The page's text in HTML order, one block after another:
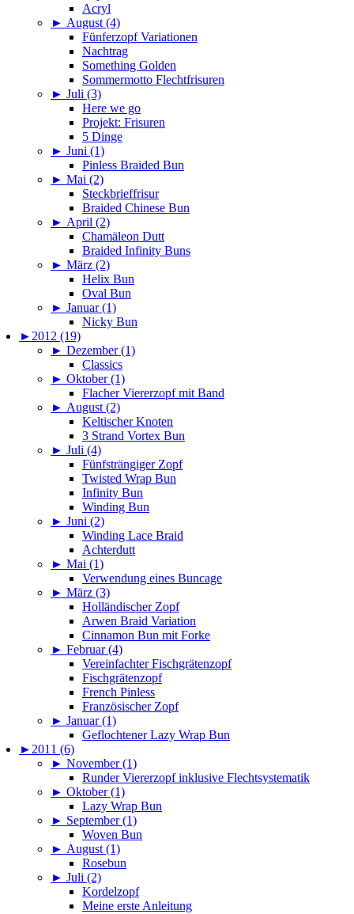
Acryl
► August (4)
Fünferzopf Variationen
Nachtrag
Something Golden
Sommermotto Flechtfrisuren
► Juli (3)
Here we go
Projekt: Frisuren
5 Dinge
► Juni (1)
Pinless Braided Bun
► Mai (2)
Steckbrieffrisur
Braided Chinese Bun
► April (2)
Chamäleon Dutt
Braided Infinity Buns
► März (2)
Helix Bun
Oval Bun
► Januar (1)
Nicky Bun
► 2012 (19)
► Dezember (1)
Classics
► Oktober (1)
Flacher Viererzopf mit Band
► August (2)
Keltischer Knoten
3 Strand Vortex Bun
► Juli (4)
Fünfsträngiger Zopf
Twisted Wrap Bun
Infinity Bun
Winding Bun
► Juni (2)
Winding Lace Braid
Achterdutt
► Mai (1)
Verwendung eines Buncage
► März (3)
Holländischer Zopf
Arwen Braid Variation
Cinnamon Bun mit Forke
► Februar (4)
Vereinfachter Fischgrätenzopf
Fischgrätenzopf
French Pinless
Französischer Zopf
► Januar (1)
Geflochtener Lazy Wrap Bun
► 2011 (6)
► November (1)
Runder Viererzopf inklusive Flechtsystematik
► Oktober (1)
Lazy Wrap Bun
► September (1)
Woven Bun
► August (1)
Rosebun
► Juli (2)
Kordelzopf
Meine erste Anleitung